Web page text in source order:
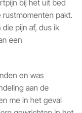
bij het uit bed
rustmomenten pakt.
pijn af, dus ik
een
en was
aan de
me in het geval